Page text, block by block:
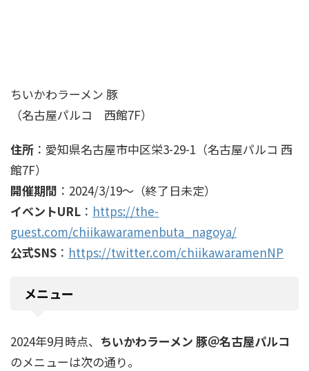
ちいかわラーメン 豚
（名古屋パルコ 西館7F）
住所 ：愛知県名古屋市中区栄3-29-1（名古屋パルコ 西
館7F）
開催期間 ：2024/3/19～（終了日未定）
イベントURL ： https://the-
guest.com/chiikawaramenbuta_nagoya/
公式SNS ： https://twitter.com/chiikawaramenNP
メニュー
2024年9月時点、 ちいかわラーメン 豚＠名古屋パルコ
のメニューは次の通り。